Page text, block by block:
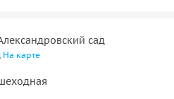
сад
На карте